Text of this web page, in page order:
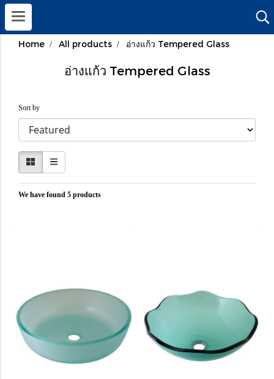
Home All products อ่างแก้ว Tempered Glass
อ่างแก้ว Tempered Glass
Sort by
We have found 5 products